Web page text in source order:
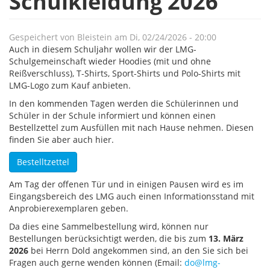
Gespeichert von Bleistein am Di, 02/24/2026 - 20:00
Auch in diesem Schuljahr wollen wir der LMG-
Schulgemeinschaft wieder Hoodies (mit und ohne
Reißverschluss), T-Shirts, Sport-Shirts und Polo-Shirts mit
LMG-Logo zum Kauf anbieten.
In den kommenden Tagen werden die Schülerinnen und
Schüler in der Schule informiert und können einen
Bestellzettel zum Ausfüllen mit nach Hause nehmen. Diesen
finden Sie aber auch hier.
Bestelltzettel
Am Tag der offenen Tür und in einigen Pausen wird es im
Eingangsbereich des LMG auch einen Informationsstand mit
Anprobierexemplaren geben.
Da dies eine Sammelbestellung wird, können nur
Bestellungen berücksichtigt werden, die bis zum 13. März
2026 bei Herrn Dold angekommen sind, an den Sie sich bei
Fragen auch gerne wenden können (Email: do@lmg-